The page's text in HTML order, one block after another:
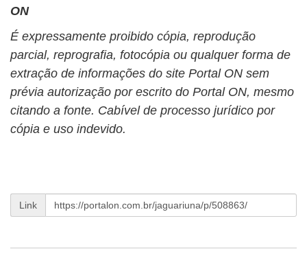
ON
É expressamente proibido cópia, reprodução
parcial, reprografia, fotocópia ou qualquer forma de
extração de informações do site Portal ON sem
prévia autorização por escrito do Portal ON, mesmo
citando a fonte. Cabível de processo jurídico por
cópia e uso indevido.
Link